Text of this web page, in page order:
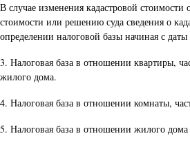
В случае изменения кадастровой
стоимости или решению суда сведения о
определении налоговой базы начиная с
3. Налоговая база в отношении квартиры,
жилого дома.
4. Налоговая база в отношении комнаты,
5. Налоговая база в отношении жилого